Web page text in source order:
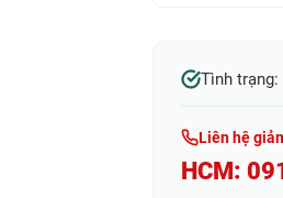
Tình trạng:
Liên hệ
HCM: